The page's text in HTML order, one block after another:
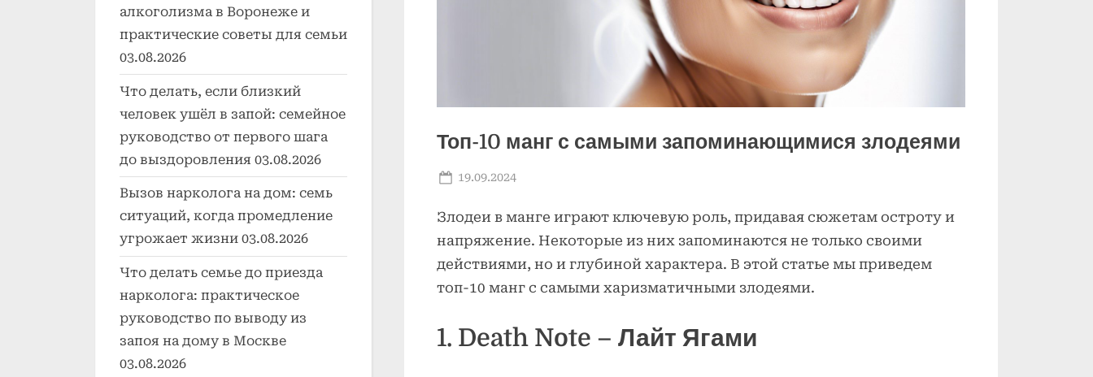
Топ-10 манг с самыми запоминающимися злодеями
Posted
19.09.2024
Злодеи в манге играют ключевую роль, придавая сюжетам остроту и
напряжение. Некоторые из них запоминаются не только своими
действиями, но и глубиной характера. В этой статье мы приведем
топ-10 манг с самыми харизматичными злодеями.
1. Death Note – Лайт Ягами
алкоголизма в Воронеже и
практические советы для семьи
03.08.2026
Что делать, если близкий
человек ушёл в запой: семейное
руководство от первого шага
до выздоровления 03.08.2026
Вызов нарколога на дом: семь
ситуаций, когда промедление
угрожает жизни 03.08.2026
Что делать семье до приезда
нарколога: практическое
руководство по выводу из
запоя на дому в Москве
03.08.2026